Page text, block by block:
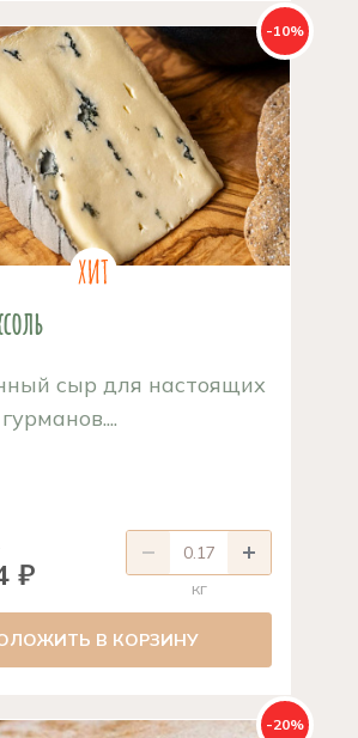
-10%
сыр для настоящих
₽ кг
В КОРЗИНУ
-20%